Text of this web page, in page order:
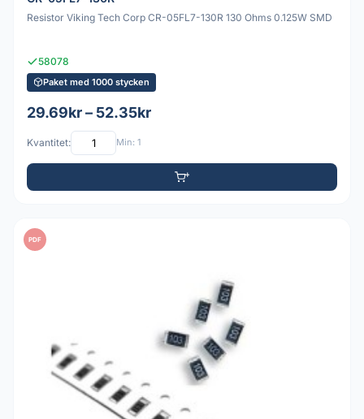
Resistor Viking Tech Corp CR-05FL7-130R 130 Ohms 0.125W SMD
58078
Paket med 1000 stycken
29.69kr – 52.35kr
Kvantitet: Min: 1
PDF